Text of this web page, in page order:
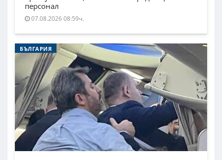
персонал
07.08.2026 08:59ч.
БЪЛГАРИЯ